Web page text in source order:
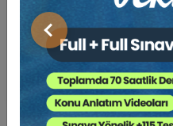
Önceki
VII. BORÇLAR
İndirimli)
1000 TL
750 TL